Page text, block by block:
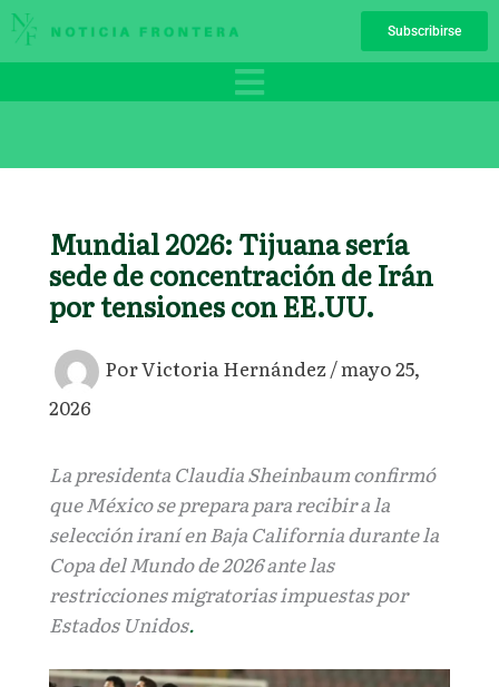
Ir
al
Subscribirse
Mundial 2026: Tijuana sería
sede de concentración de Irán
por tensiones con EE.UU.
PorVictoria Hernández/mayo 25,
2026
La presidenta Claudia Sheinbaum confirmó
que México se prepara para recibir a la
selección iraní en Baja California durante la
Copa del Mundo de 2026 ante las
restricciones migratorias impuestas por
Estados Unidos.